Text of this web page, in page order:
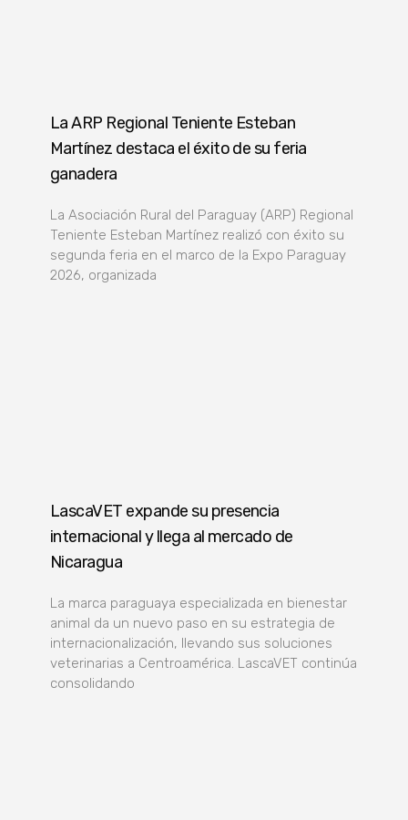
La ARP Regional Teniente Esteban
Martínez destaca el éxito de su feria
ganadera
La Asociación Rural del Paraguay (ARP) Regional
Teniente Esteban Martínez realizó con éxito su
segunda feria en el marco de la Expo Paraguay
2026, organizada
LascaVET expande su presencia
internacional y llega al mercado de
Nicaragua
La marca paraguaya especializada en bienestar
animal da un nuevo paso en su estrategia de
internacionalización, llevando sus soluciones
veterinarias a Centroamérica. LascaVET continúa
consolidando